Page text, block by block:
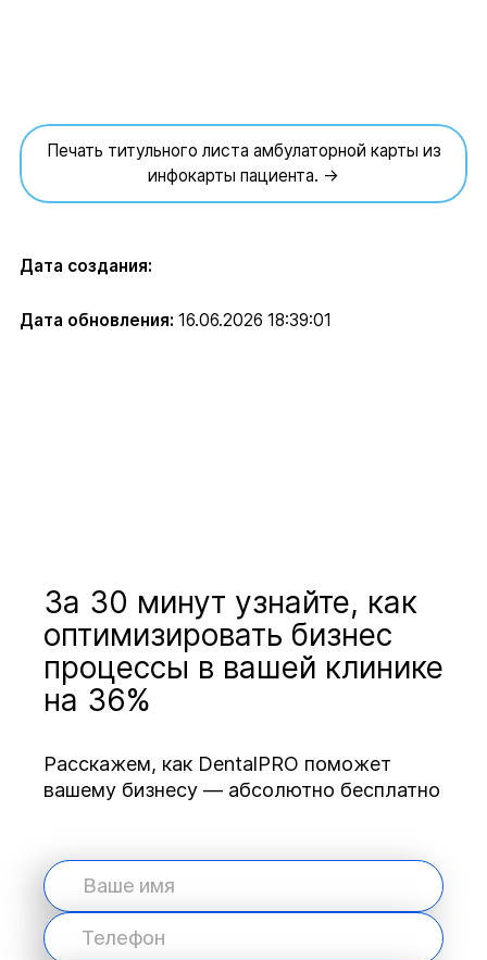
Печать титульного листа амбулаторной карты из
инфокарты пациента. →
Дата создания:
Дата обновления: 16.06.2026 18:39:01
За 30 минут узнайте, как
оптимизировать бизнес
процессы в вашей клинике
на 36%
Расскажем, как DentalPRO поможет
вашему бизнесу — абсолютно бесплатно